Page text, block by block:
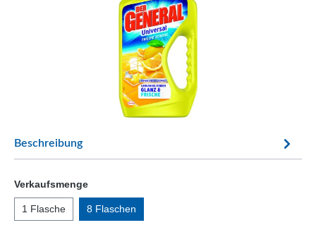
Beschreibung
Verkaufsmenge
1 Flasche 8 Flaschen